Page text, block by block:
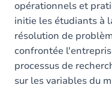
opérationnels et
initie les étudiants à
résolution de
confrontée
processus de
sur les variables du